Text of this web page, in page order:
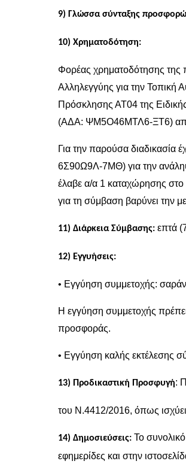
9) Γλώσσα σύνταξης
10) Χρηματοδότηση:
Φορέας χρηματοδότησης της
Αλληλεγγύης για την Τοπική
Πρόσκλησης ΑΤ04 της
(ΑΔΑ: ΨΜ5Ο46ΜΤΛ6-ΞΤ6)
Για την παρούσα
6Σ90Ω9Λ-7ΜΘ) για την
έλαβε α/α 1 καταχώρησης
για τη σύμβαση βαρύνει την
11) Διάρκεια Σύμβασης: επτά
12) Εγγυήσεις:
• Εγγύηση συμμετοχής:
Η εγγύηση συμμετοχής πρέπει
προσφοράς.
• Εγγύηση καλής εκτέλεσης
13) Προδικαστική Προσφυγή:
του Ν.4412/2016, όπως
14) Δημοσιεύσεις: Το
εφημερίδες και στην